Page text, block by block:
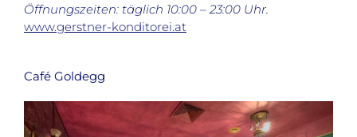
Öffnungszeiten: täglich 10:00 – 23:00 Uhr.
www.gerstner-konditorei.at
Café Goldegg